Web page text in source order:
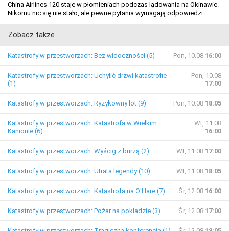
China Airlines 120 staje w płomieniach podczas lądowania na Okinawie.
Nikomu nic się nie stało, ale pewne pytania wymagają odpowiedzi.
Zobacz także
Katastrofy w przestworzach: Bez widoczności (5) Pon, 10.08 16:00
Katastrofy w przestworzach: Uchylić drzwi katastrofie
(1)
Pon, 10.08
17:00
Katastrofy w przestworzach: Ryzykowny lot (9) Pon, 10.08 18:05
Katastrofy w przestworzach: Katastrofa w Wielkim
Kanionie (6)
Wt, 11.08
16:00
Katastrofy w przestworzach: Wyścig z burzą (2) Wt, 11.08 17:00
Katastrofy w przestworzach: Utrata legendy (10) Wt, 11.08 18:05
Katastrofy w przestworzach: Katastrofa na O'Hare (7) Śr, 12.08 16:00
Katastrofy w przestworzach: Pożar na pokładzie (3) Śr, 12.08 17:00